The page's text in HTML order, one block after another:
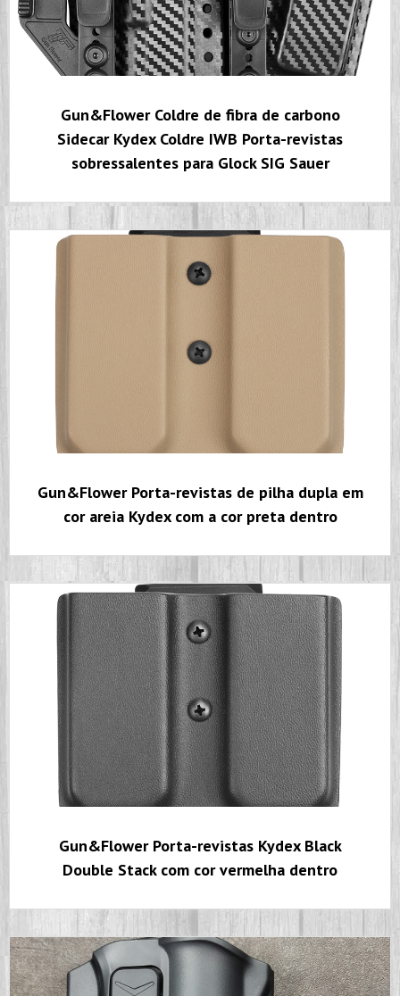
Gun&Flower Coldre de fibra de carbono
Sidecar Kydex Coldre IWB Porta-revistas
sobressalentes para Glock SIG Sauer
Gun&Flower Porta-revistas de pilha dupla em
cor areia Kydex com a cor preta dentro
Gun&Flower Porta-revistas Kydex Black
Double Stack com cor vermelha dentro